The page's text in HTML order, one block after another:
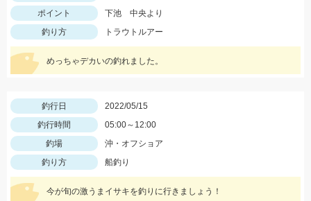
ポイント
下池 中央より
釣り方
トラウトルアー
めっちゃデカいの釣れました。
釣行日
2022/05/15
釣行時間
05:00～12:00
釣場
沖・オフショア
釣り方
船釣り
今が旬の激うまイサキを釣りに行きましょう！